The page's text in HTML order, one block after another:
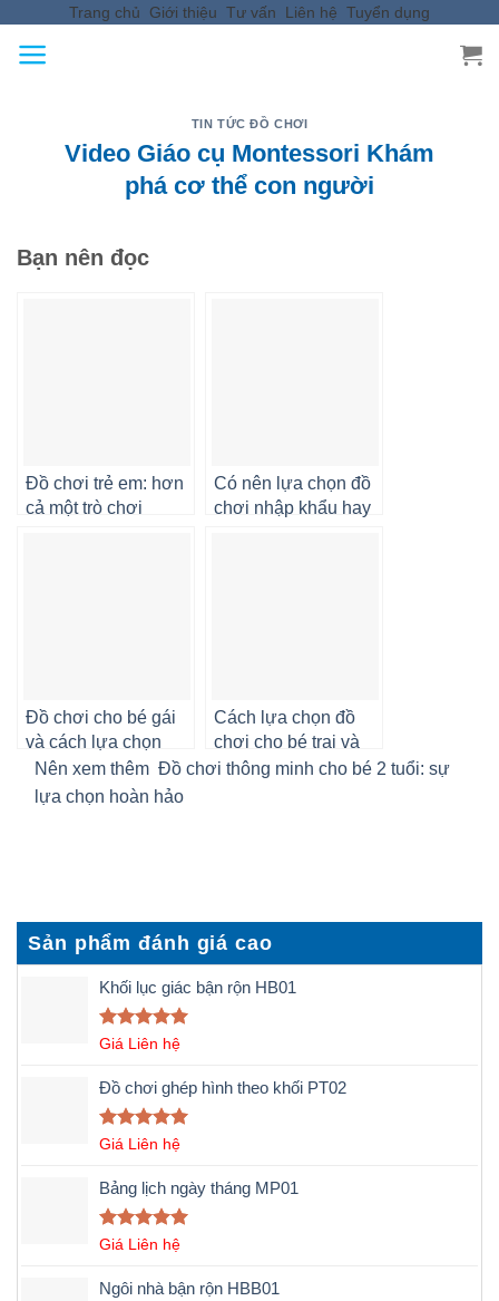
content
Trang chủ Giới thiệu Tư vấn Liên hệ Tuyển dụng
Sản phẩm đánh giá cao
Khối lục giác bận rộn HB01
Được xếp
5 sao
Giá Liên hệ
Đồ chơi ghép hình theo khối PT02
Được xếp
5 sao
Giá Liên hệ
Bảng lịch ngày tháng MP01
Được xếp
5 sao
Giá Liên hệ
Ngôi nhà bận rộn HBB01
TIN TỨC ĐỒ CHƠI
Video Giáo cụ Montessori Khám
phá cơ thể con người
Bạn nên đọc
Đồ chơi trẻ em: hơn
cả một trò chơi
Có nên lựa chọn đồ
chơi nhập khẩu hay
Đồ chơi cho bé gái
và cách lựa chọn
phù hợp
Cách lựa chọn đồ
chơi cho bé trai và
các lưu ý
Nên xem thêm Đồ chơi thông minh cho bé 2 tuổi: sự
lựa chọn hoàn hảo